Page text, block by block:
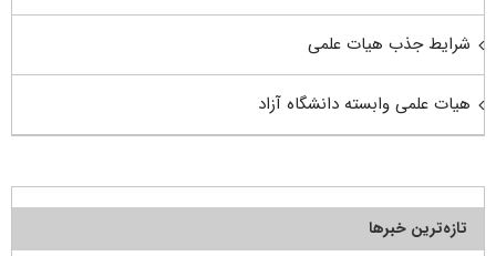
شرایط جذب هیات علمی
هیات علمی وابسته دانشگاه آزاد
تازه‌ترین خبرها